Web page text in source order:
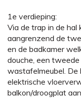
1e verdieping:
Via de trap in de hal
aangrenzend de
en de badkamer
douche, een
wastafelmeubel. De
elektrische
balkon/droogplat